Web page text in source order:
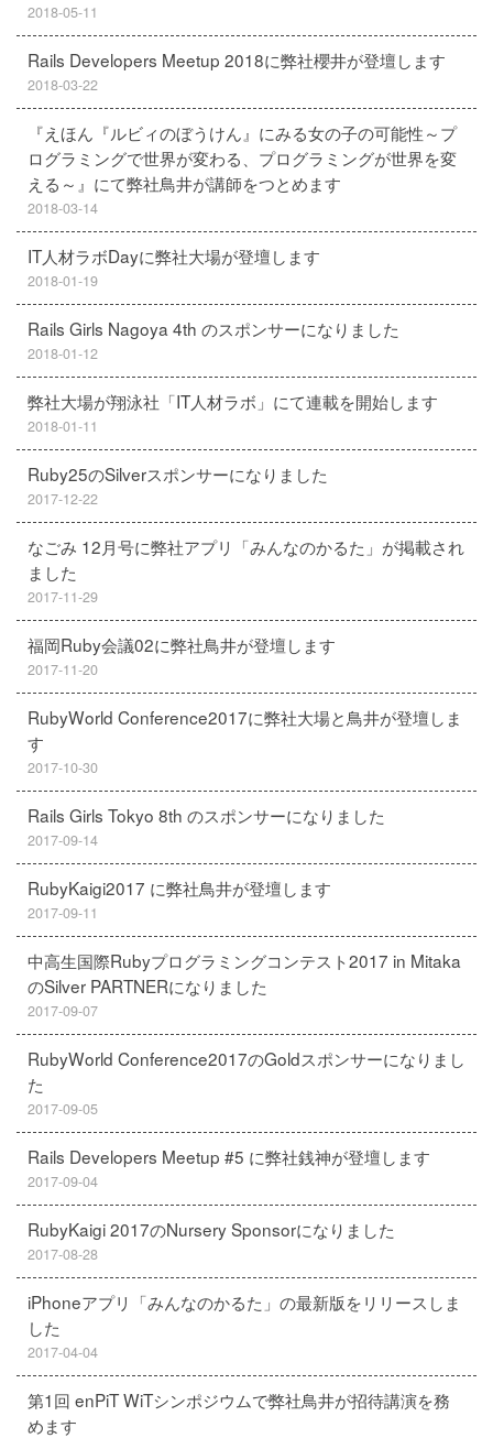
2018-05-11
Rails Developers Meetup 2018に弊社櫻井が登壇します
2018-03-22
『えほん『ルビィのぼうけん』にみる女の子の可能性～プ
ログラミングで世界が変わる、プログラミングが世界を変
える～』にて弊社鳥井が講師をつとめます
2018-03-14
IT人材ラボDayに弊社大場が登壇します
2018-01-19
Rails Girls Nagoya 4th のスポンサーになりました
2018-01-12
弊社大場が翔泳社「IT人材ラボ」にて連載を開始します
2018-01-11
Ruby25のSilverスポンサーになりました
2017-12-22
なごみ 12月号に弊社アプリ「みんなのかるた」が掲載され
ました
2017-11-29
福岡Ruby会議02に弊社鳥井が登壇します
2017-11-20
RubyWorld Conference2017に弊社大場と鳥井が登壇しま
す
2017-10-30
Rails Girls Tokyo 8th のスポンサーになりました
2017-09-14
RubyKaigi2017 に弊社鳥井が登壇します
2017-09-11
中高生国際Rubyプログラミングコンテスト2017 in Mitaka
のSilver PARTNERになりました
2017-09-07
RubyWorld Conference2017のGoldスポンサーになりまし
た
2017-09-05
Rails Developers Meetup #5 に弊社銭神が登壇します
2017-09-04
RubyKaigi 2017のNursery Sponsorになりました
2017-08-28
iPhoneアプリ「みんなのかるた」の最新版をリリースしま
した
2017-04-04
第1回 enPiT WiTシンポジウムで弊社鳥井が招待講演を務
めます